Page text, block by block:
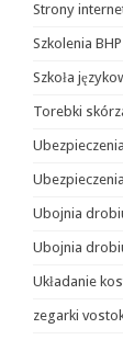
Strony
Szkolenia BHP
Szkoła
Torebki
Ubojnia
Ubojnia
Układanie
zegarki